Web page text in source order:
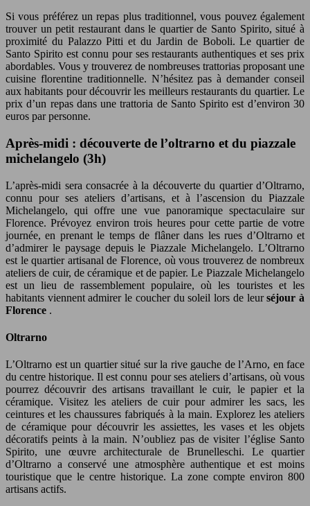
Si vous préférez un repas plus traditionnel, vous pouvez également
trouver un petit restaurant dans le quartier de Santo Spirito, situé à
proximité du Palazzo Pitti et du Jardin de Boboli. Le quartier de
Santo Spirito est connu pour ses restaurants authentiques et ses prix
abordables. Vous y trouverez de nombreuses trattorias proposant une
cuisine florentine traditionnelle. N’hésitez pas à demander conseil
aux habitants pour découvrir les meilleurs restaurants du quartier. Le
prix d’un repas dans une trattoria de Santo Spirito est d’environ 30
euros par personne.
Après-midi : découverte de l’oltrarno et du piazzale
michelangelo (3h)
L’après-midi sera consacrée à la découverte du quartier d’Oltrarno,
connu pour ses ateliers d’artisans, et à l’ascension du Piazzale
Michelangelo, qui offre une vue panoramique spectaculaire sur
Florence. Prévoyez environ trois heures pour cette partie de votre
journée, en prenant le temps de flâner dans les rues d’Oltrarno et
d’admirer le paysage depuis le Piazzale Michelangelo. L’Oltrarno
est le quartier artisanal de Florence, où vous trouverez de nombreux
ateliers de cuir, de céramique et de papier. Le Piazzale Michelangelo
est un lieu de rassemblement populaire, où les touristes et les
habitants viennent admirer le coucher du soleil lors de leurséjour à
Florence .
Oltrarno
L’Oltrarno est un quartier situé sur la rive gauche de l’Arno, en face
du centre historique. Il est connu pour ses ateliers d’artisans, où vous
pourrez découvrir des artisans travaillant le cuir, le papier et la
céramique. Visitez les ateliers de cuir pour admirer les sacs, les
ceintures et les chaussures fabriqués à la main. Explorez les ateliers
de céramique pour découvrir les assiettes, les vases et les objets
décoratifs peints à la main. N’oubliez pas de visiter l’église Santo
Spirito, une œuvre architecturale de Brunelleschi. Le quartier
d’Oltrarno a conservé une atmosphère authentique et est moins
touristique que le centre historique. La zone compte environ 800
artisans actifs.